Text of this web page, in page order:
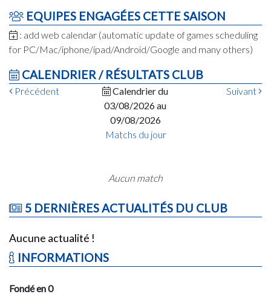
EQUIPES ENGAGÉES CETTE SAISON
: add web calendar (automatic update of games scheduling
for PC/Mac/iphone/ipad/Android/Google and many others)
CALENDRIER / RÉSULTATS CLUB
Précédent
Calendrier du
03/08/2026 au
09/08/2026
Suivant
Matchs du jour
Aucun match
5 DERNIÈRES ACTUALITÉS DU CLUB
Aucune actualité !
INFORMATIONS
Fondé en 0